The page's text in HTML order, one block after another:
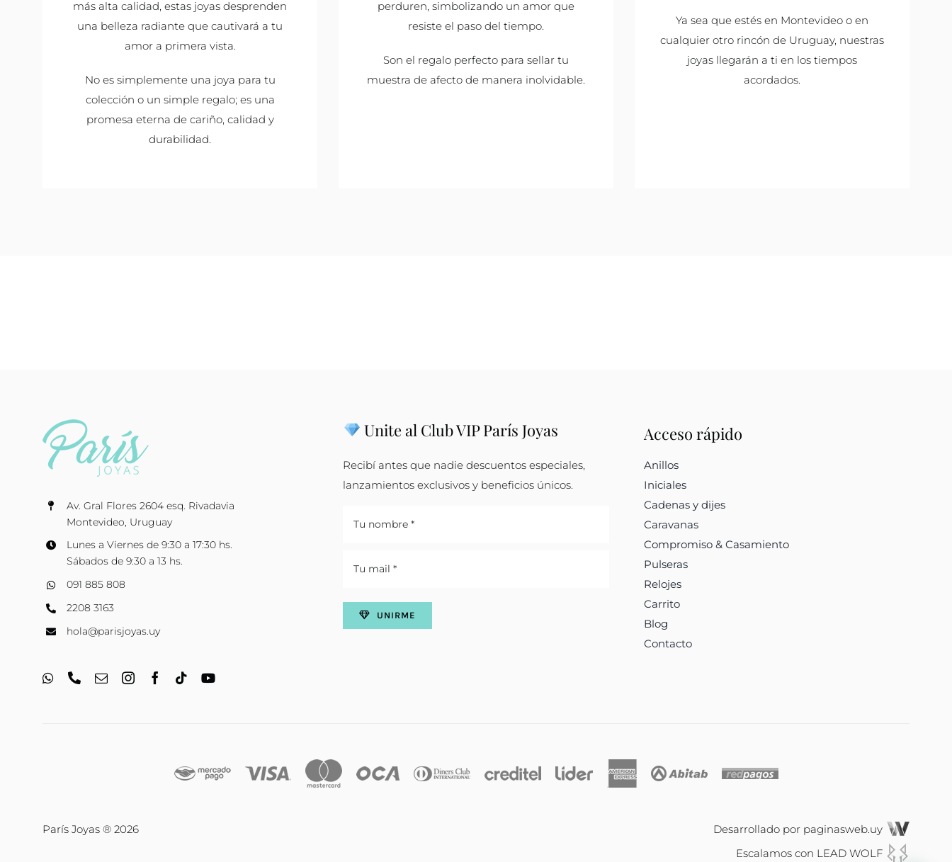
más alta calidad, estas joyas desprenden
una belleza radiante que cautivará a tu
amor a primera vista.
No es simplemente una joya para tu
colección o un simple regalo; es una
promesa eterna de cariño, calidad y
durabilidad.
perduren, simbolizando un amor que
resiste el paso del tiempo.
Son el regalo perfecto para sellar tu
muestra de afecto de manera inolvidable.
Ya sea que estés en Montevideo o en
cualquier otro rincón de Uruguay, nuestras
joyas llegarán a ti en los tiempos
acordados.
Av. Gral Flores 2604 esq. Rivadavia
Montevideo, Uruguay
Lunes a Viernes de 9:30 a 17:30 hs.
Sábados de 9:30 a 13 hs.
091 885 808
2208 3163
hola@parisjoyas.uy
Unite al Club VIP París Joyas
Recibí antes que nadie descuentos especiales,
lanzamientos exclusivos y beneficios únicos.
UNIRME
Acceso rápido
Anillos
Iniciales
Cadenas y dijes
Caravanas
Compromiso & Casamiento
Pulseras
Relojes
Carrito
Blog
Contacto
París Joyas ® 2026 Desarrollado por paginasweb.uy
Escalamos con LEAD WOLF